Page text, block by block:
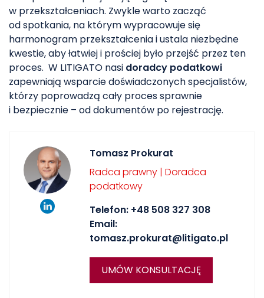
w przekształceniach. Zwykle warto zacząć
od spotkania, na którym wypracowuje się
harmonogram przekształcenia i ustala niezbędne
kwestie, aby łatwiej i prościej było przejść przez ten
proces. W LITIGATO nasi doradcy podatkowi
zapewniają wsparcie doświadczonych specjalistów,
którzy poprowadzą cały proces sprawnie
i bezpiecznie – od dokumentów po rejestrację.
Tomasz Prokurat
Radca prawny | Doradca
podatkowy
Telefon: +48 508 327 308
Email:
tomasz.prokurat@litigato.pl
UMÓW KONSULTACJĘ